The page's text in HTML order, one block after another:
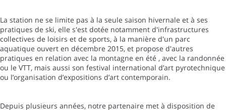
La station ne se limite pas à la seule saison hivernale et à ses
pratiques de ski, elle s'est dotée notamment d'infrastructures
collectives de loisirs et de sports, à la manière d'un parc
aquatique ouvert en décembre 2015, et propose d'autres
pratiques en relation avec la montagne en été , avec la randonnée
ou le VTT, mais aussi son festival international d’art pyrotechnique
ou l’organisation d’expositions d’art contemporain.
Depuis plusieurs années, notre partenaire met à disposition de